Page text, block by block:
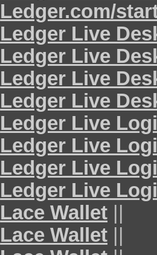
Ledger.com/
Ledger Live
Ledger Live
Ledger Live
Ledger Live
Ledger Live
Ledger Live
Ledger Live
Ledger Live
Lace Wallet ||
Lace Wallet ||